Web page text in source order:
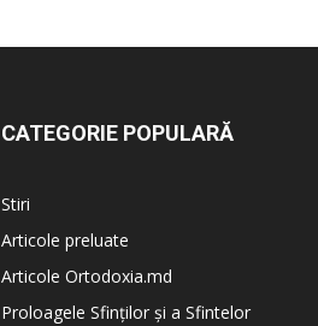
CATEGORIE POPULARĂ
Stiri
Articole preluate
Articole Ortodoxia.md
Proloagele Sfinților și a Sfintelor